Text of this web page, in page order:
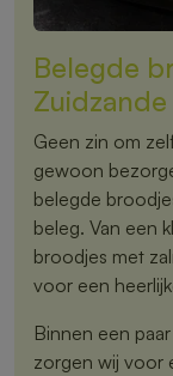
Belegde
Geen zin om
gewoon
belegde
beleg. Van een
broodjes met
voor een
Binnen een
zorgen wij voor